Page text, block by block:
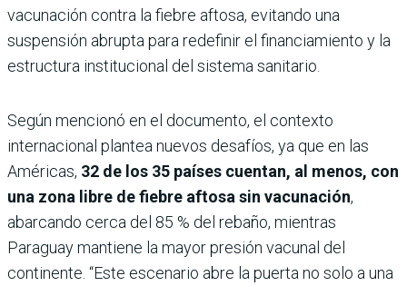
vacunación contra la fiebre aftosa, evitando una
suspensión abrupta para redefinir el financiamiento y la
estructura institucional del sistema sanitario.
Según mencionó en el documento, el contexto
internacional plantea nuevos desafíos, ya que en las
Américas, 32 de los 35 países cuentan, al menos, con
una zona libre de fiebre aftosa sin vacunación,
abarcando cerca del 85 % del rebaño, mientras
Paraguay mantiene la mayor presión vacunal del
continente. “Este escenario abre la puerta no solo a una